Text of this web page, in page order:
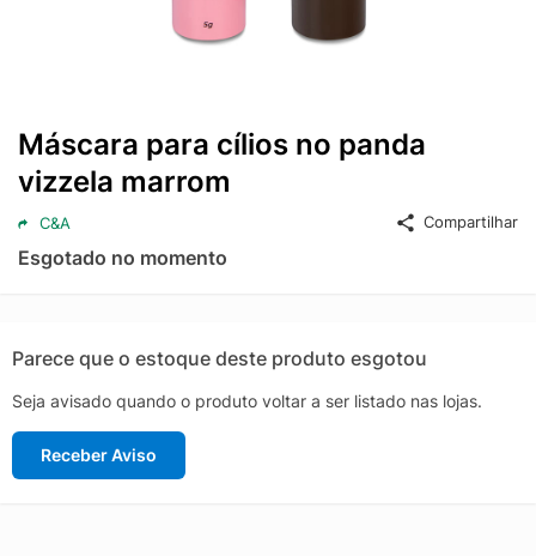
Máscara para cílios no panda
vizzela marrom
C&A Compartilhar
Esgotado no momento
Parece que o estoque deste produto esgotou
Seja avisado quando o produto voltar a ser listado nas lojas.
Receber Aviso